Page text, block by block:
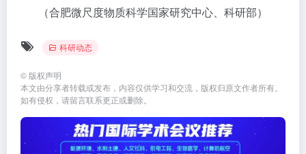
（合肥微尺度物质科学国家研究中心、科研部）
科研动态
© 版权声明
本文由分享者转载或发布，内容仅供学习和交流，版权归原文作者所有。
如有侵权，请留言联系更正或删除。